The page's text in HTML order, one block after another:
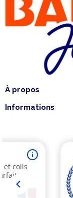
À propos
Informations